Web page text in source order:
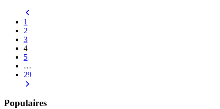
1
2
3
4
5
…
29
Populaires